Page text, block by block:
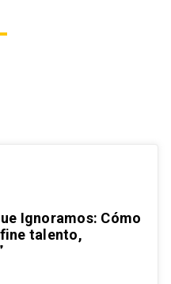
Ignoramos: Cómo
talento,